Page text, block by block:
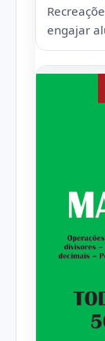
engajar